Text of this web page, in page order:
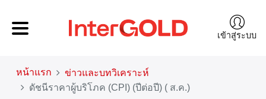
เข้าสู่ระบบ
หน้าแรก
ข่าวและบทวิเคราะห์
ดัชนีราคาผู้บริโภค (CPI) (ปีต่อปี) ( ส.ค.)